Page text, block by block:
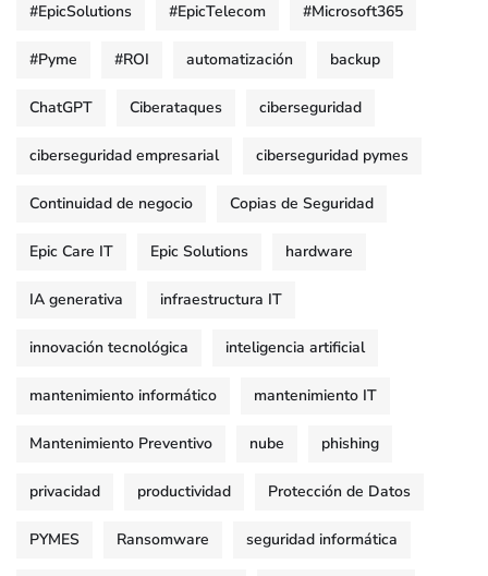
#EpicSolutions #EpicTelecom #Microsoft365
#Pyme #ROI automatización backup
ChatGPT Ciberataques ciberseguridad
ciberseguridad empresarial ciberseguridad pymes
Continuidad de negocio Copias de Seguridad
Epic Care IT Epic Solutions hardware
IA generativa infraestructura IT
innovación tecnológica inteligencia artificial
mantenimiento informático mantenimiento IT
Mantenimiento Preventivo nube phishing
privacidad productividad Protección de Datos
PYMES Ransomware seguridad informática